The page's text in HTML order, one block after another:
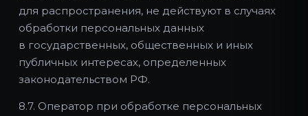
для распространения, не действуют в случаях
обработки персональных данных
в государственных, общественных и иных
публичных интересах, определенных
законодательством РФ.
8.7. Оператор при обработке персональных